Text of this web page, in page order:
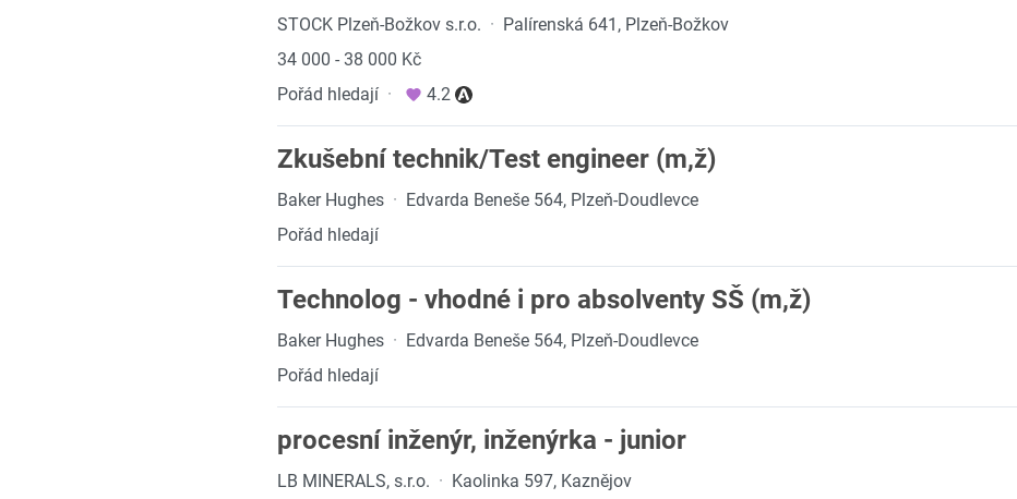
STOCK Plzeň-Božkov s.r.o. · Palírenská 641, Plzeň-Božkov
34 000 - 38 000 Kč
Pořád hledají · 4.2
Zkušební technik/Test engineer (m,ž)
Baker Hughes · Edvarda Beneše 564, Plzeň-Doudlevce
Pořád hledají
Technolog - vhodné i pro absolventy SŠ (m,ž)
Baker Hughes · Edvarda Beneše 564, Plzeň-Doudlevce
Pořád hledají
procesní inženýr, inženýrka - junior
LB MINERALS, s.r.o. · Kaolinka 597, Kaznějov